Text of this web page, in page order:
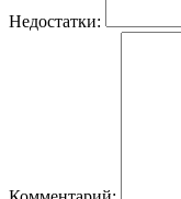
Недостатки: